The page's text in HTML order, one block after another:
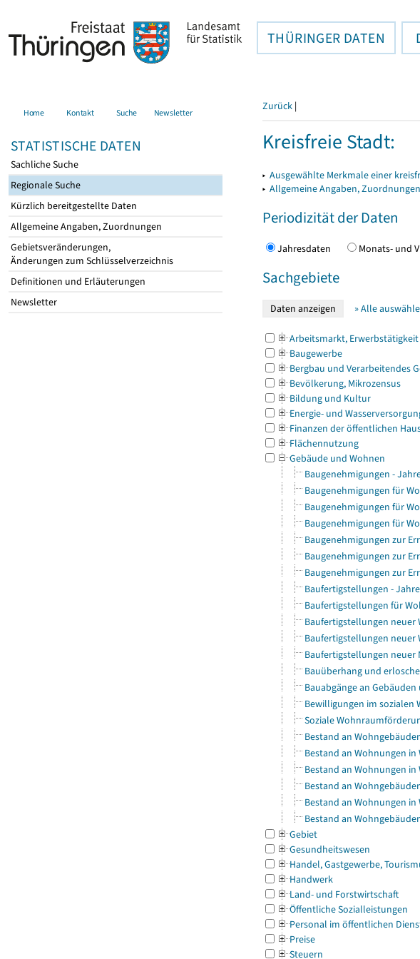
THÜRINGER DATEN
Home Kontakt Suche Newsletter
STATISTISCHE DATEN
Sachliche Suche
Regionale Suche
Kürzlich bereitgestellte Daten
Allgemeine Angaben, Zuordnungen
Gebietsveränderungen,
Änderungen zum Schlüsselverzeichnis
Definitionen und Erläuterungen
Newsletter
Zurück |
Kreisfreie Stadt:
▸ Ausgewählte Merkmale einer
▸ Allgemeine Angaben, Zuordnungen
Periodizität der Daten
Jahresdaten Monats- und
Sachgebiete
» Alle
Arbeitsmarkt, Erwerbstätigkeit
Baugewerbe
Bergbau und Verarbeitendes
Bevölkerung, Mikrozensus
Bildung und Kultur
Energie- und
Finanzen der öffentlichen
Flächennutzung
Gebäude und Wohnen
Baugenehmigungen -
Baugenehmigungen für
Baugenehmigungen für
Baugenehmigungen für
Baugenehmigungen zur
Baugenehmigungen zur
Baugenehmigungen zur
Baufertigstellungen -
Baufertigstellungen für
Baufertigstellungen neuer
Baufertigstellungen neuer
Baufertigstellungen neuer
Bauüberhang und
Bauabgänge an
Bewilligungen im sozialen
Soziale
Bestand an
Bestand an Wohnungen
Bestand an Wohnungen
Bestand an
Bestand an Wohnungen
Bestand an
Gebiet
Gesundheitswesen
Handel, Gastgewerbe,
Handwerk
Land- und Forstwirtschaft
Öffentliche Sozialleistungen
Personal im öffentlichen
Preise
Steuern